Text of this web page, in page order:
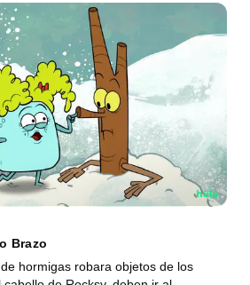
Brazo
hormigas robara objetos de los